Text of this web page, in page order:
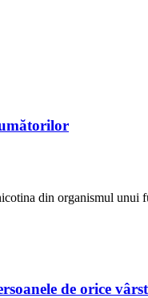
din organismul
de orice